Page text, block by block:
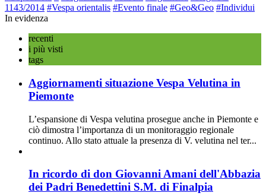
1143/2014 #Vespa orientalis #Evento finale #Geo&Geo #Individui
In evidenza
recenti
i più visti
tags
Aggiornamenti situazione Vespa Velutina in
Piemonte
L’espansione di Vespa velutina prosegue anche in Piemonte e
ciò dimostra l’importanza di un monitoraggio regionale
continuo. Allo stato attuale la presenza di V. velutina nel ter...
In ricordo di don Giovanni Amani dell'Abbazia
dei Padri Benedettini S.M. di Finalpia